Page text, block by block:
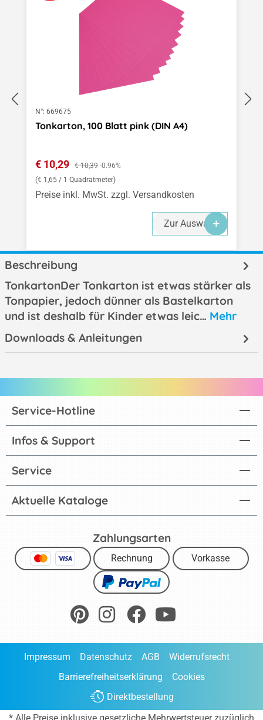
N°: 669675
Tonkarton, 100 Blatt pink (DIN A4)
Verkaufspreis:
€ 10,29 Regulärer Preis:
€ 10,39 -0.96%
(€ 1,65 / 1 Quadratmeter)
Preise inkl. MwSt. zzgl. Versandkosten
Zur Auswahl
Beschreibung
TonkartonDer Tonkarton ist etwas stärker als
Tonpapier, jedoch dünner als Bastelkarton
und ist deshalb für Kinder etwas leic… Mehr
Downloads & Anleitungen
Aktuelle Kataloge
Service-Hotline
Infos & Support
Service
Zahlungsarten
Rechnung Vorkasse
Impressum Datenschutz AGB
Widerrufsrecht
Barrierefreiheitserklärung
Cookies
Direktbestellung